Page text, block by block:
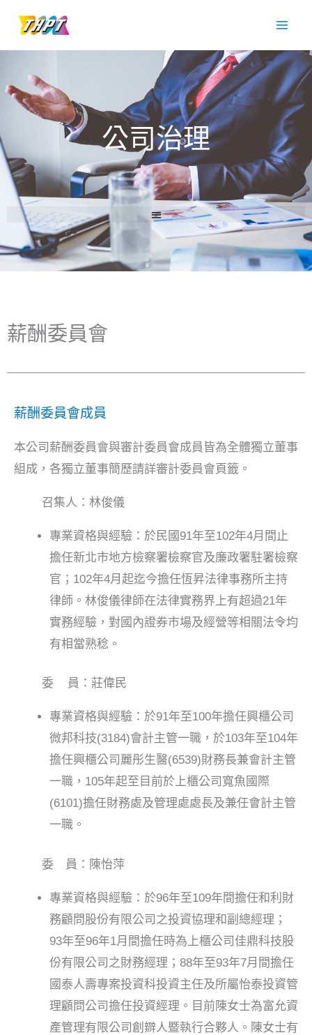
主
內
公司治理
薪酬委員會
薪酬委員會成員
本公司薪酬委員會與審計委員會成員皆為全體獨立董事
組成，各獨立董事簡歷請詳審計委員會頁籤。
召集人：林俊儀
專業資格與經驗：於民國91年至102年4月間止
擔任新北市地方檢察署檢察官及廉政署駐署檢察
官；102年4月起迄今擔任恆昇法律事務所主持
律師。林俊儀律師在法律實務界上有超過21年
實務經驗，對國內證券市場及經營等相關法令均
有相當熟稔。
委 員：莊偉民
專業資格與經驗：於91年至100年擔任興櫃公司
微邦科技(3184)會計主管一職，於103年至104年
擔任興櫃公司麗彤生醫(6539)財務長兼會計主管
一職，105年起至目前於上櫃公司寬魚國際
(6101)擔任財務處及管理處處長及兼任會計主管
一職。
委 員：陳怡萍
專業資格與經驗：於96年至109年間擔任和利財
務顧問股份有限公司之投資協理和副總經理；
93年至96年1月間擔任時為上櫃公司佳鼎科技股
份有限公司之財務經理；88年至93年7月間擔任
國泰人壽專案投資科投資主任及所屬怡泰投資管
理顧問公司擔任投資經理。目前陳女士為富允資
產管理有限公司創辧人暨執行合夥人。陳女士有